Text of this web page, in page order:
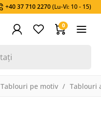
+40 37 710 2270(Lu-Vi: 10 - 15)
0
Tablouri pe motiv Tablouri